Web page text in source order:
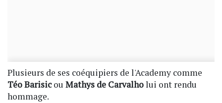
Plusieurs de ses coéquipiers de l'Academy comme
Téo Barisicou Mathys de Carvalholui ont rendu
hommage.